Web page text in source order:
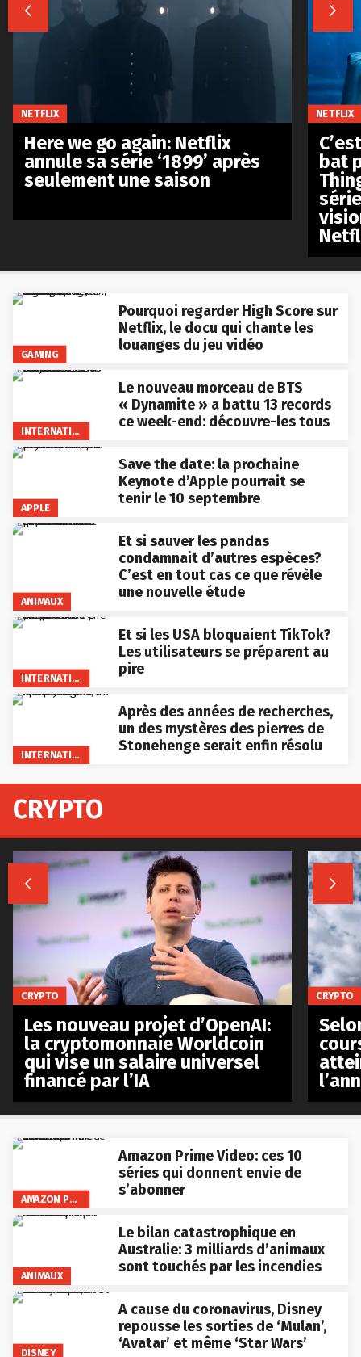
GAMING
Pourquoi regarder High Score sur
Netflix, le docu qui chante les
louanges du jeu vidéo
INTERNATIONAL
Le nouveau morceau de BTS
« Dynamite » a battu 13 records
ce week-end: découvre-les tous
APPLE
Save the date: la prochaine
Keynote d’Apple pourrait se
tenir le 10 septembre
ANIMAUX
Et si sauver les pandas
condamnait d’autres espèces?
C’est en tout cas ce que révèle
une nouvelle étude
INTERNATIONAL
Et si les USA bloquaient TikTok?
Les utilisateurs se préparent au
pire
INTERNATIONAL
Après des années de recherches,
un des mystères des pierres de
Stonehenge serait enfin résolu
AMAZON PRIME VIDEO
Amazon Prime Video: ces 10
séries qui donnent envie de
s’abonner
ANIMAUX
Le bilan catastrophique en
Australie: 3 milliards d’animaux
sont touchés par les incendies
DISNEY
A cause du coronavirus, Disney
repousse les sorties de ‘Mulan’,
‘Avatar’ et même ‘Star Wars’
 
NETFLIX
Here we go again: Netflix
annule sa série ‘1899’ après
seulement une saison
NETFLIX
bat
CRYPTO
 
CRYPTO
Les nouveau projet d’OpenAI:
la cryptomonnaie Worldcoin
qui vise un salaire universel
financé par l’IA
CRYPTO